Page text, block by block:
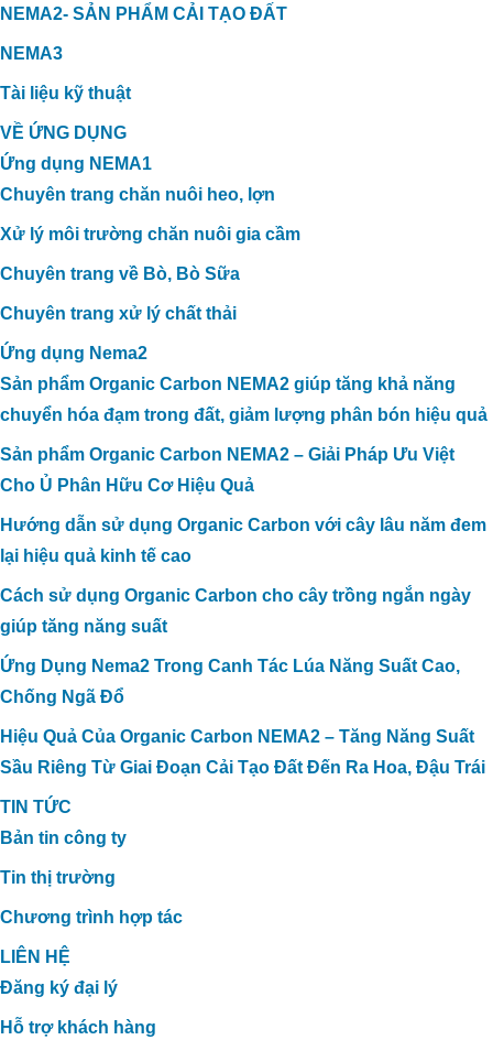
NEMA2- SẢN PHẨM CẢI TẠO ĐẤT
NEMA3
Tài liệu kỹ thuật
VỀ ỨNG DỤNG
Ứng dụng NEMA1
Chuyên trang chăn nuôi heo, lợn
Xử lý môi trường chăn nuôi gia cầm
Chuyên trang về Bò, Bò Sữa
Chuyên trang xử lý chất thải
Ứng dụng Nema2
Sản phẩm Organic Carbon NEMA2 giúp tăng khả năng
chuyển hóa đạm trong đất, giảm lượng phân bón hiệu quả
Sản phẩm Organic Carbon NEMA2 – Giải Pháp Ưu Việt
Cho Ủ Phân Hữu Cơ Hiệu Quả
Hướng dẫn sử dụng Organic Carbon với cây lâu năm đem
lại hiệu quả kinh tế cao
Cách sử dụng Organic Carbon cho cây trồng ngắn ngày
giúp tăng năng suất
Ứng Dụng Nema2 Trong Canh Tác Lúa Năng Suất Cao,
Chống Ngã Đổ
Hiệu Quả Của Organic Carbon NEMA2 – Tăng Năng Suất
Sầu Riêng Từ Giai Đoạn Cải Tạo Đất Đến Ra Hoa, Đậu Trái
TIN TỨC
Bản tin công ty
Tin thị trường
Chương trình hợp tác
LIÊN HỆ
Đăng ký đại lý
Hỗ trợ khách hàng